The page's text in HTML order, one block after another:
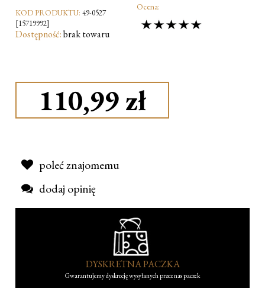
KOD PRODUKTU: 49-0527
[15719992]
Dostępność:brak towaru
Ocena:
110,99 zł
poleć znajomemu
dodaj opinię
DYSKRETNA PACZKA
Gwarantujemy dyskrecję wysyłanych przez nas paczek